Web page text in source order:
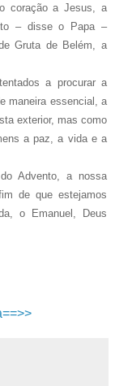
coração a Jesus, a
– disse o Papa –
Gruta de Belém, a
a procurar a
maneira essencial, a
exterior, mas como
a paz, a vida e a
Advento, a nossa
de que estejamos
o Emanuel, Deus